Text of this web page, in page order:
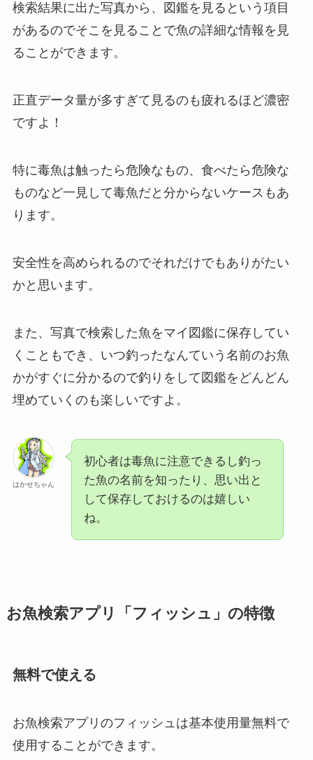
検索結果に出た写真から、図鑑を見るという項目
があるのでそこを見ることで魚の詳細な情報を見
ることができます。
正直データ量が多すぎて見るのも疲れるほど濃密
ですよ！
特に毒魚は触ったら危険なもの、食べたら危険な
ものなど一見して毒魚だと分からないケースもあ
ります。
安全性を高められるのでそれだけでもありがたい
かと思います。
また、写真で検索した魚をマイ図鑑に保存してい
くこともでき、いつ釣ったなんていう名前のお魚
かがすぐに分かるので釣りをして図鑑をどんどん
埋めていくのも楽しいですよ。
はかせちゃん
初心者は毒魚に注意できるし釣っ
た魚の名前を知ったり、思い出と
して保存しておけるのは嬉しい
ね。
お魚検索アプリ「フィッシュ」の特徴
無料で使える
お魚検索アプリのフィッシュは基本使用量無料で
使用することができます。